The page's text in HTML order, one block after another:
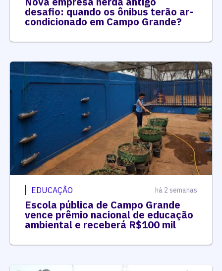
desafio: quando os ônibus terão ar-
condicionado em Campo Grande?
EDUCAÇÃO há 2 semanas
Escola pública de Campo Grande
vence prêmio nacional de educação
ambiental e receberá R$100 mil